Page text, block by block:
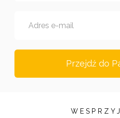
Adres e-mail
Przejdź do